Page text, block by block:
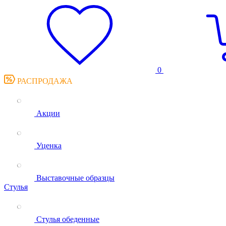
0
РАСПРОДАЖА
Акции
Уценка
Выставочные образцы
Стулья
Стулья обеденные